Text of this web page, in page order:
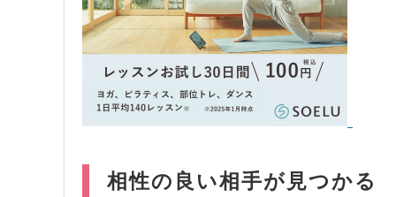
相性の良い相手が見つかる